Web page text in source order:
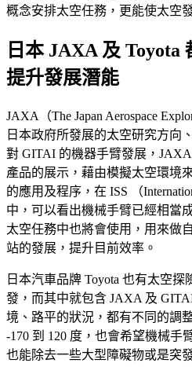
概念安排太空任務，更能使太空
日本 JAXA 及 Toyota
提升發展潛能
JAXA（The Japan Aerospace
日本政府所發展的太空研究方向
對 GITAI 的機器手臂發展，
產品的展示，藉由模擬太空環境
的應用及程序，在 ISS （
中，可以看出機械手臂已經相當
太空任務中也將會使用，用來做
站的發展，提升目前效率。
日本汽車品牌 Toyota 也有太空探
發，而其中就包含 JAXA 及
境、路平的狀況，都有不同的調
-170 到 120 度，也會希望機械手
也能除去一些大型障礙物或是突